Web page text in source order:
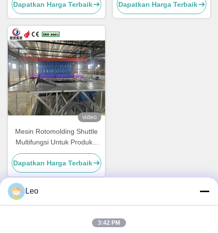
Dapatkan Harga Terbaik
Plastik
Dapatkan Harga Terbaik
video
Mesin Rotomolding Shuttle
Multifungsi Untuk Produksi
hemat energi
Dapatkan Harga Terbaik
Leo
3:42 PM